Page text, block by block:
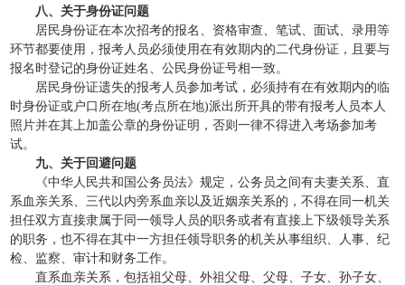
八、关于身份证问题
居民身份证在本次招考的报名、资格审查、笔试、面试、录用等
环节都要使用，报考人员必须使用在有效期内的二代身份证，且要与
报名时登记的身份证姓名、公民身份证号相一致。
居民身份证遗失的报考人员参加考试，必须持有在有效期内的临
时身份证或户口所在地(考点所在地)派出所开具的带有报考人员本人
照片并在其上加盖公章的身份证明，否则一律不得进入考场参加考
试。
九、关于回避问题
《中华人民共和国公务员法》规定，公务员之间有夫妻关系、直
系血亲关系、三代以内旁系血亲以及近姻亲关系的，不得在同一机关
担任双方直接隶属于同一领导人员的职务或者有直接上下级领导关系
的职务，也不得在其中一方担任领导职务的机关从事组织、人事、纪
检、监察、审计和财务工作。
直系血亲关系，包括祖父母、外祖父母、父母、子女、孙子女、